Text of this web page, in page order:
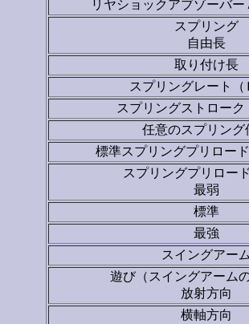
リヤショックアブゾーバ
スプリング
自由長
取り付け長
スプリングレート（
スプリングストローク
任意のスプリング
標準スプリングプリロー
スプリングプリロー
最弱
標準
最強
スイングアーム
遊び（スイングアーム
放射方向
横軸方向